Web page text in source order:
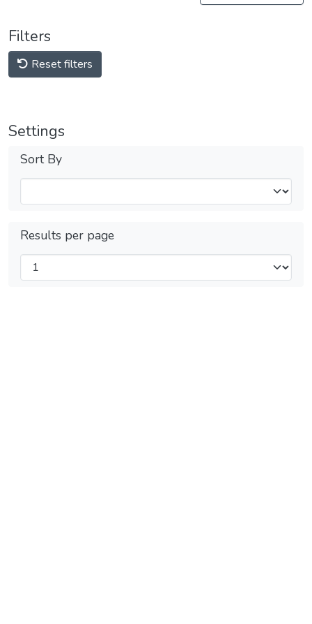
Filters
Reset filters
Settings
Sort By
Results per page